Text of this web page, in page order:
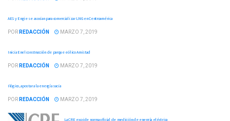
AES y Engie se asocian para comercializar LNG en Centroamérica
POR REDACCIÓN MARZO 7, 2019
Inicia Enel construcción de parque eólico Amistad
POR REDACCIÓN MARZO 7, 2019
Ilógico, apostar a la energía sucia
POR REDACCIÓN MARZO 7, 2019
La CRE expide norma oficial de medición de energía eléctrica